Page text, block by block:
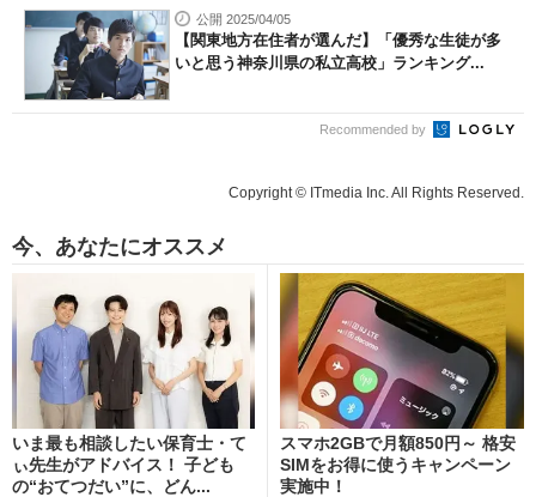
公開 2025/04/05
【関東地方在住者が選んだ】「優秀な生徒が多
いと思う神奈川県の私立高校」ランキング...
Recommended by
Copyright © ITmedia Inc. All Rights Reserved.
今、あなたにオススメ
いま最も相談したい保育士・て
ぃ先生がアドバイス！ 子ども
の“おてつだい”に、どん...
スマホ2GBで月額850円～ 格安
SIMをお得に使うキャンペーン
実施中！